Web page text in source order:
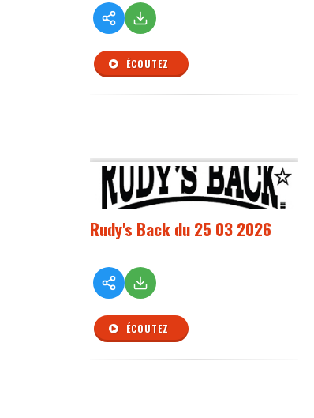
ÉCOUTEZ
Rudy's Back du 25 03 2026
ÉCOUTEZ